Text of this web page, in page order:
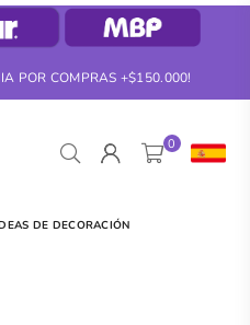
POR COMPRAS +$150.000!
0
DE DECORACIÓN